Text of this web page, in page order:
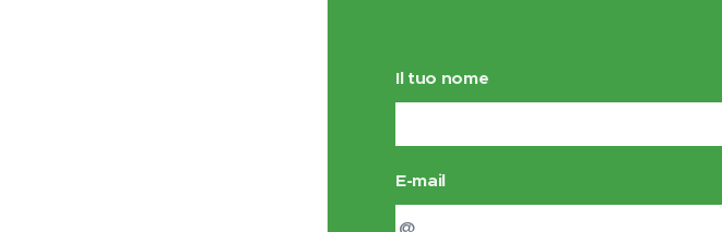
Il tuo nome
E-mail